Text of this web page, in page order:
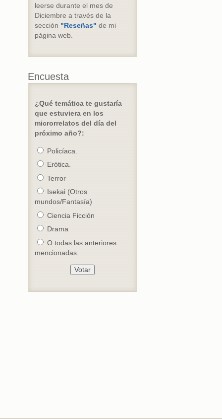
leerse durante el mes de
Diciembre a través de la
sección "Reseñas" de mi
página web.
Encuesta
¿Qué temática te gustaría
que estuviera en los
microrrelatos del día del
próximo año?:
Policíaca.
Erótica.
Terror
Isekai (Otros
mundos/Fantasía)
Ciencia Ficción
Drama
O todas las anteriores
mencionadas.